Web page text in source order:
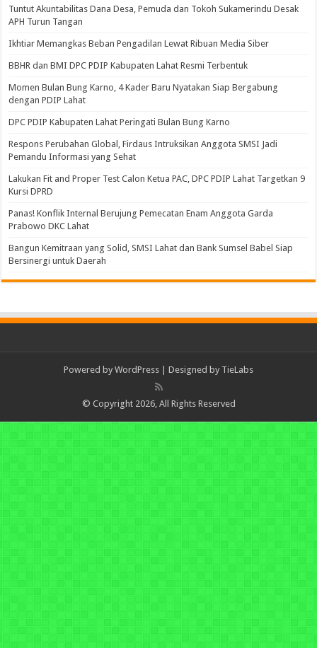
Tuntut Akuntabilitas Dana Desa, Pemuda dan Tokoh Sukamerindu Desak
APH Turun Tangan
Ikhtiar Memangkas Beban Pengadilan Lewat Ribuan Media Siber
BBHR dan BMI DPC PDIP Kabupaten Lahat Resmi Terbentuk
Momen Bulan Bung Karno, 4 Kader Baru Nyatakan Siap Bergabung
dengan PDIP Lahat
DPC PDIP Kabupaten Lahat Peringati Bulan Bung Karno
Respons Perubahan Global, Firdaus Intruksikan Anggota SMSI Jadi
Pemandu Informasi yang Sehat
Lakukan Fit and Proper Test Calon Ketua PAC, DPC PDIP Lahat Targetkan 9
Kursi DPRD
Panas! Konflik Internal Berujung Pemecatan Enam Anggota Garda
Prabowo DKC Lahat
Bangun Kemitraan yang Solid, SMSI Lahat dan Bank Sumsel Babel Siap
Bersinergi untuk Daerah
Powered by WordPress | Designed by TieLabs
© Copyright 2026, All Rights Reserved